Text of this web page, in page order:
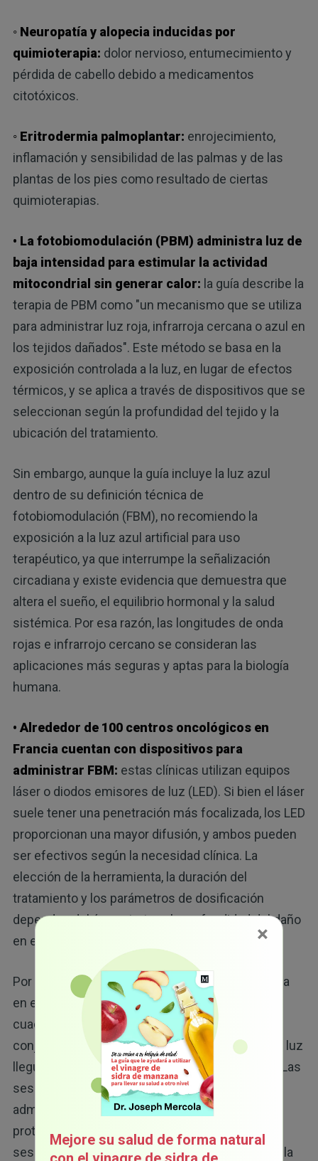
◦ Neuropatía y alopecia inducidas por
quimioterapia: dolor nervioso, entumecimiento y
pérdida de cabello debido a medicamentos
citotóxicos.
◦ Eritrodermia palmoplantar: enrojecimiento,
inflamación y sensibilidad de las palmas y de las
plantas de los pies como resultado de ciertas
quimioterapias.
• La fotobiomodulación (PBM) administra luz de
baja intensidad para estimular la actividad
mitocondrial sin generar calor: la guía describe la
terapia de PBM como "un mecanismo que se utiliza
para administrar luz roja, infrarroja cercana o azul en
los tejidos dañados". Este método se basa en la
exposición controlada a la luz, en lugar de efectos
térmicos, y se aplica a través de dispositivos que se
seleccionan según la profundidad del tejido y la
ubicación del tratamiento.
Sin embargo, aunque la guía incluye la luz azul
dentro de su definición técnica de
fotobiomodulación (FBM), no recomiendo la
exposición a la luz azul artificial para uso
terapéutico, ya que interrumpe la señalización
circadiana y existe evidencia que demuestra que
altera el sueño, el equilibrio hormonal y la salud
sistémica. Por esa razón, las longitudes de onda
rojas e infrarrojo cercano se consideran las
aplicaciones más seguras y aptas para la biología
humana.
• Alrededor de 100 centros oncológicos en
Francia cuentan con dispositivos para
administrar FBM: estas clínicas utilizan equipos
láser o diodos emisores de luz (LED). Si bien el láser
suele tener una penetración más focalizada, los LED
proporcionan una mayor difusión, y ambos pueden
ser efectivos según la necesidad clínica. La
elección de la herramienta, la duración del
tratamiento y los parámetros de dosificación
dependen del área a tratar y la profundidad del daño
en el tejido.
Por lo general, la dosificación terapéutica se sitúa
en el rango de 10 a 12 julios por centímetro
cuadrado, pero cada dispositivo tiene su propio
conjunto de instrucciones para garantizar que la luz
llegue al tejido objetivo a la intensidad correcta. Las
sesiones suelen durar unos 20 minutos y se
administran una o dos veces a la semana en
protocolos que abarcan entre ocho y dieciséis
sesiones. Los ajustes se realizan en función de la
×
Mejore su salud de forma natural